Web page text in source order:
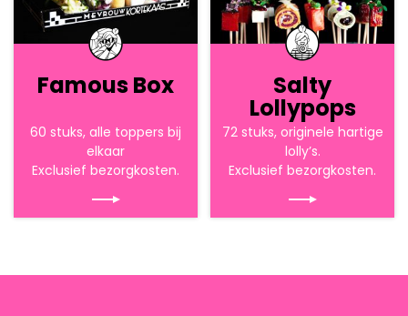
Famous Box
60 stuks, alle toppers bij
elkaar
Exclusief bezorgkosten.
Salty
Lollypops
72 stuks, originele hartige
lolly’s.
Exclusief bezorgkosten.